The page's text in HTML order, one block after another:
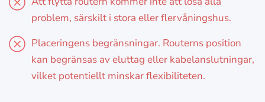
problem, särskilt i stora eller flervåningshus.
Placeringens begränsningar. Routerns position
kan begränsas av eluttag eller kabelanslutningar,
vilket potentiellt minskar flexibiliteten.